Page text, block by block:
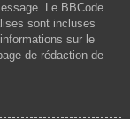
Le BBCode
sont incluses
sur le
de rédaction de